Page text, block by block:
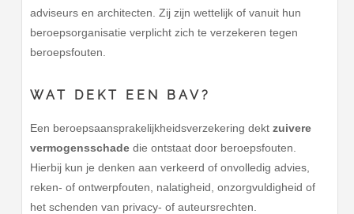
adviseurs en architecten. Zij zijn wettelijk of vanuit hun
beroepsorganisatie verplicht zich te verzekeren tegen
beroepsfouten.
WAT DEKT EEN BAV?
Een beroepsaansprakelijkheidsverzekering dektzuivere
vermogensschade die ontstaat door beroepsfouten.
Hierbij kun je denken aan verkeerd of onvolledig advies,
reken- of ontwerpfouten, nalatigheid, onzorgvuldigheid of
het schenden van privacy- of auteursrechten.